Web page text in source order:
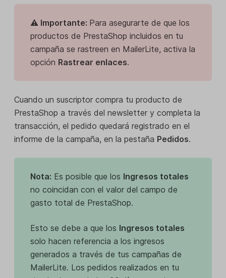
⚠️ Importante: Para asegurarte de que los
productos de PrestaShop incluidos en tu
campaña se rastreen en MailerLite, activa la
opción Rastrear enlaces.
Cuando un suscriptor compra tu producto de
PrestaShop a través del newsletter y completa la
transacción, el pedido quedará registrado en el
informe de la campaña, en la pestaña Pedidos.
Nota: Es posible que los Ingresos totales
no coincidan con el valor del campo de
gasto total de PrestaShop.
Esto se debe a que los Ingresos totales
solo hacen referencia a los ingresos
generados a través de tus campañas de
MailerLite. Los pedidos realizados en tu